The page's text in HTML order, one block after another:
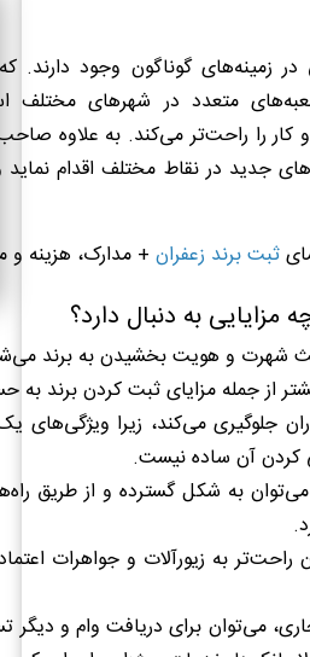
زمینه‌های گوناگون وجود دارند.
متعدد در شهرهای مختلف
را راحت‌تر می‌کند. به علاوه
جدید در نقاط مختلف اقدام
ثبت برند زعفران + مدارک، هزینه و
به دنبال دارد؟
شهرت و هویت بخشیدن به برند
از جمله مزایای ثبت کردن برند به
جلوگیری می‌کند، زیرا ویژگی‌های
آن ساده نیست.
به شکل گسترده و از طریق
راحت‌تر به زیورآلات و جواهرات
می‌توان برای دریافت وام و دیگر